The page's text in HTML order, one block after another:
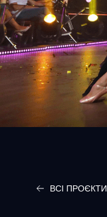
ВСІ ПРОЄКТИ